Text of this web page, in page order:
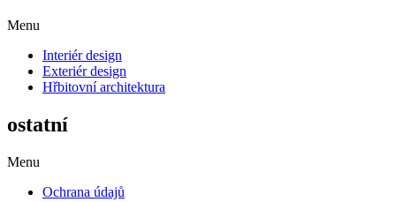
Menu
Interiér design
Exteriér design
Hřbitovní architektura
ostatní
Menu
Ochrana údajů